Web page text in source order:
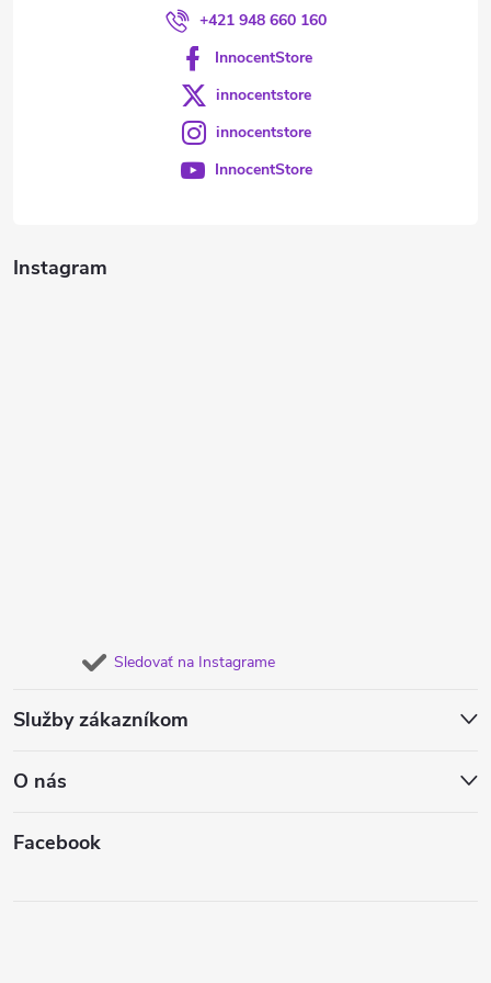
Instagram
Sledovať na Instagrame
Služby zákazníkom
O nás
Facebook
+421 948 660 160
InnocentStore
innocentstore
innocentstore
InnocentStore